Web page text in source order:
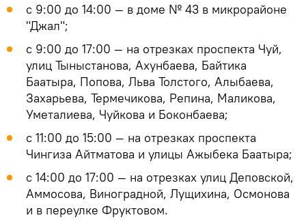
с 9:00 до 14:00 — в доме № 43 в микрорайоне
"Джал";
с 9:00 до 17:00 — на отрезках проспекта Чуй,
улиц Тыныстанова, Ахунбаева, Байтика
Баатыра, Попова, Льва Толстого, Алыбаева,
Захарьева, Термечикова, Репина, Маликова,
Уметалиева, Чуйкова и Боконбаева;
с 11:00 до 15:00 — на отрезках проспекта
Чингиза Айтматова и улицы Ажыбека Баатыра;
с 14:00 до 17:00 — на отрезках улиц Деповской,
Аммосова, Виноградной, Лущихина, Осмонова
и в переулке Фруктовом.